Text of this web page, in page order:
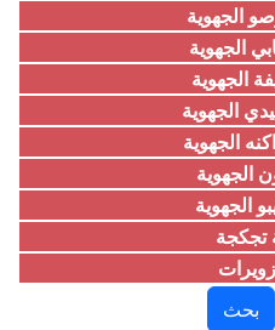
الجهوية
الجهوية
الجهوية
الجهوية
الجهوية
الجهوية
الجهوية
تجكجة